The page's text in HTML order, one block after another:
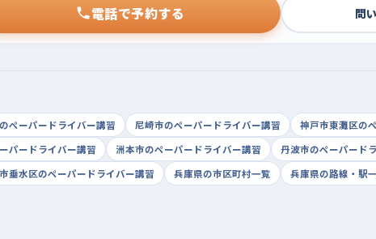
電話で予約する 問
ペーパードライバー講習 尼崎市のペーパードライバー講習 神戸市東灘区の
パードライバー講習 洲本市のペーパードライバー講習 丹波市のペーパード
垂水区のペーパードライバー講習 兵庫県の市区町村一覧 兵庫県の路線・駅